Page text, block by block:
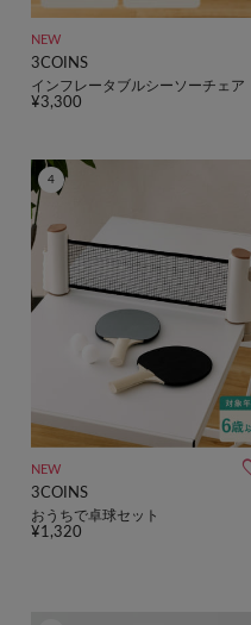
NEW
3COINS
インフレータブルシーソーチェア
¥3,300
4
NEW
3COINS
おうちで卓球セット
¥1,320